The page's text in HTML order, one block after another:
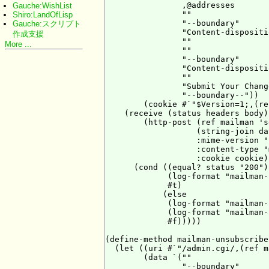
                ,@addresses
                ""
                "--boundary"
"Content-
                ""
                ""
                "--boundary"
"Content-
                ""
"Submit Your
                "--boundary--"))
(cookie
    (receive (status headers body)
(http-post (ref mailman
(string-join
:mime-version
:content-type
                   :cookie cookie)
      (cond ((equal? status "200")
(log-format
             #t)
            (else
(log-format
(log-format
             #f)))))
(define-method mailman-
(let ((uri #`"/admin.cgi/,(ref
        (data `(""
                "--boundary"
Gauche:WishList
Shiro:LandOfLisp
Gauche:スクリプト
作成支援
More ...